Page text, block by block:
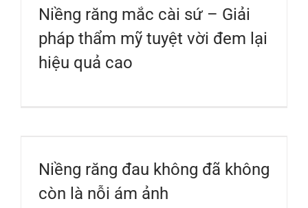
Niềng răng mắc cài sứ – Giải
pháp thẩm mỹ tuyệt vời đem lại
hiệu quả cao
Niềng răng đau không đã không
còn là nỗi ám ảnh